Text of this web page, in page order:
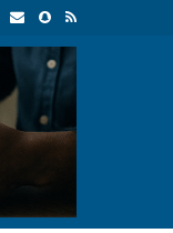
de despedida